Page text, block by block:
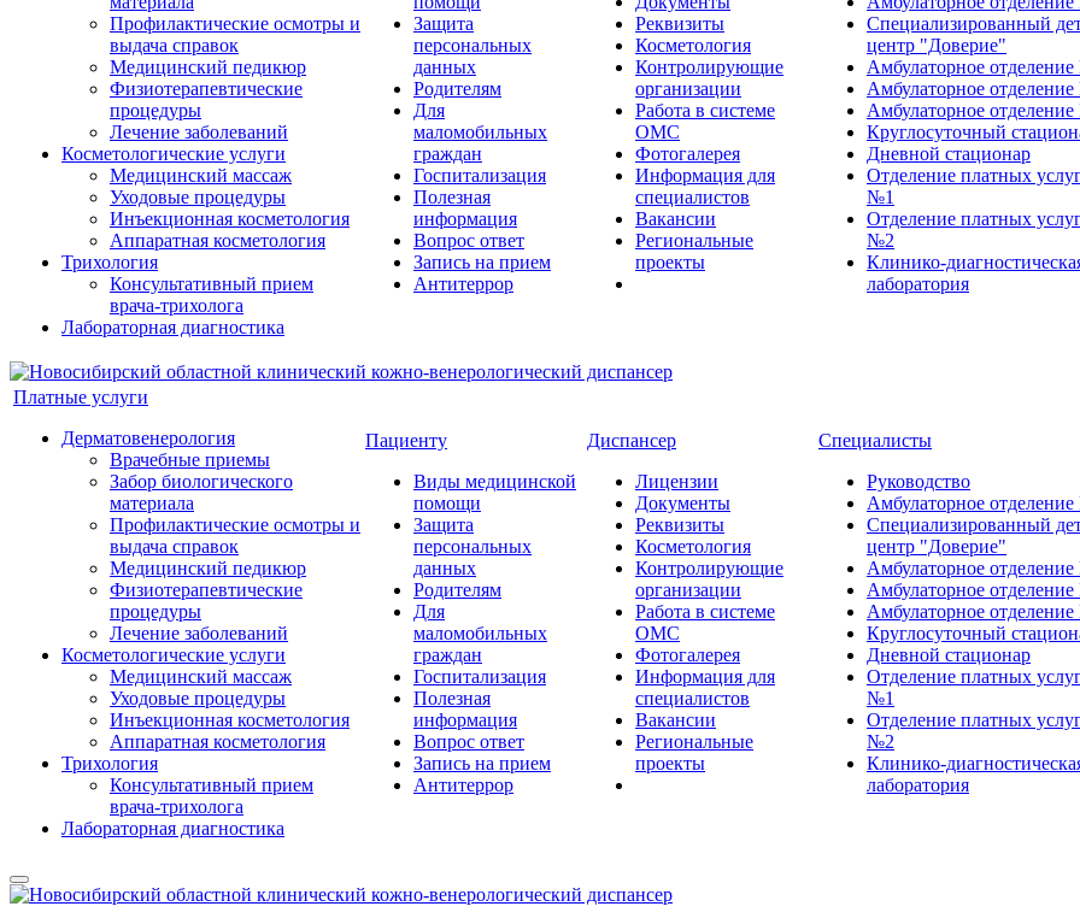
Профилактические осмотры и
выдача справок
Медицинский педикюр
Физиотерапевтические
процедуры
Лечение заболеваний
Косметологические услуги
Медицинский массаж
Уходовые процедуры
Инъекционная косметология
Аппаратная косметология
Трихология
Консультативный прием
врача-трихолога
Лабораторная диагностика
Защита
персональных
данных
Родителям
Для
маломобильных
граждан
Госпитализация
Полезная
информация
Вопрос ответ
Запись на прием
Антитеррор
Реквизиты
Косметология
Контролирующие
организации
Работа в системе
ОМС
Фотогалерея
Информация для
специалистов
Вакансии
Региональные
проекты
Специализированный
центр "Доверие"
Амбулаторное
Амбулаторное
Амбулаторное
Круглосуточный
Дневной стационар
Отделение платных
№1
Отделение платных
№2
Клинико-
лаборатория
Платные услуги
Дерматовенерология
Врачебные приемы
Забор биологического
материала
Профилактические осмотры и
выдача справок
Медицинский педикюр
Физиотерапевтические
процедуры
Лечение заболеваний
Косметологические услуги
Медицинский массаж
Уходовые процедуры
Инъекционная косметология
Аппаратная косметология
Трихология
Консультативный прием
врача-трихолога
Лабораторная диагностика
Пациенту
Виды медицинской
помощи
Защита
персональных
данных
Родителям
Для
маломобильных
граждан
Госпитализация
Полезная
информация
Вопрос ответ
Запись на прием
Антитеррор
Диспансер
Лицензии
Документы
Реквизиты
Косметология
Контролирующие
организации
Работа в системе
ОМС
Фотогалерея
Информация для
специалистов
Вакансии
Региональные
проекты
Специалисты
Руководство
Амбулаторное
Специализированный
центр "Доверие"
Амбулаторное
Амбулаторное
Амбулаторное
Круглосуточный
Дневной стационар
Отделение платных
№1
Отделение платных
№2
Клинико-
лаборатория